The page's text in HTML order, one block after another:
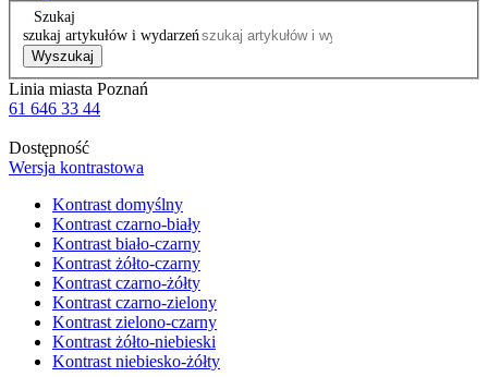
Szukaj
szukaj artykułów i wydarzeń
Wyszukaj
Linia miasta Poznań
61 646 33 44
Dostępność
Wersja kontrastowa
Kontrast domyślny
Kontrast czarno-biały
Kontrast biało-czarny
Kontrast żółto-czarny
Kontrast czarno-żółty
Kontrast czarno-zielony
Kontrast zielono-czarny
Kontrast żółto-niebieski
Kontrast niebiesko-żółty